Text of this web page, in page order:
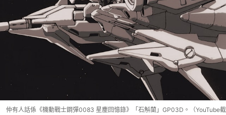
仲有人話係《機動戰士鋼彈0083 星塵回憶錄》「石斛蘭」GP03D。（YouTube截